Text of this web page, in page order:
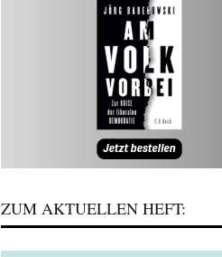
ZUM AKTUELLEN HEFT: